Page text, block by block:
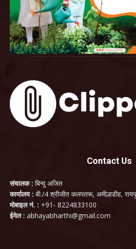
Contact Us
संचालक : बिन्दु अजित
कार्यालय : बी./4 श्रीजीत कलपतरू, अमील्हडीह,
मोबाइल नं. : +91- 8224833100
ईमेल : abhayabharthi@gmail.com